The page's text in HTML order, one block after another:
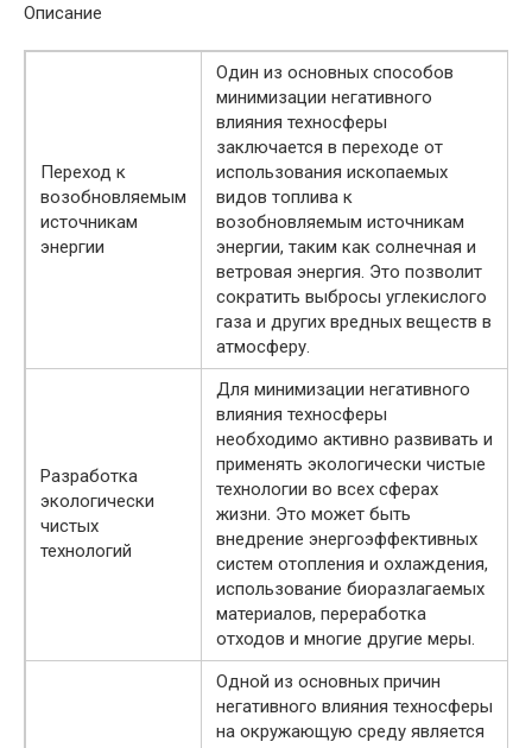
Описание
Переход к
возобновляемым
источникам
энергии
Один из основных способов
минимизации негативного
влияния техносферы
заключается в переходе от
использования ископаемых
видов топлива к
возобновляемым источникам
энергии, таким как солнечная и
ветровая энергия. Это позволит
сократить выбросы углекислого
газа и других вредных веществ в
атмосферу.
Разработка
экологически
чистых
технологий
Для минимизации негативного
влияния техносферы
необходимо активно развивать и
применять экологически чистые
технологии во всех сферах
жизни. Это может быть
внедрение энергоэффективных
систем отопления и охлаждения,
использование биоразлагаемых
материалов, переработка
отходов и многие другие меры.
Одной из основных причин
негативного влияния техносферы
на окружающую среду является